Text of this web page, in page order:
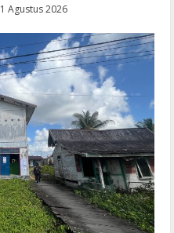
1 Agustus 2026